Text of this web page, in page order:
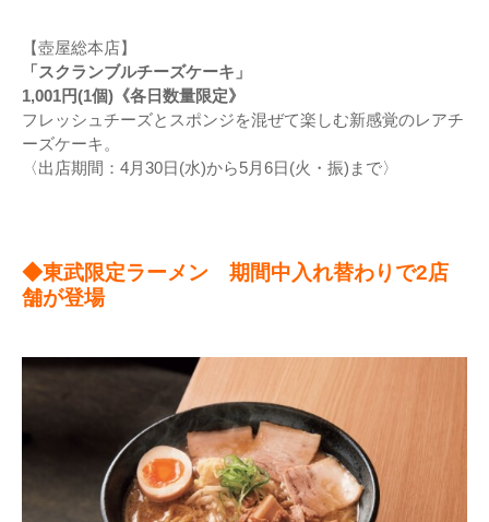
【壺屋総本店】
「スクランブルチーズケーキ」
1,001円(1個)《各日数量限定》
フレッシュチーズとスポンジを混ぜて楽しむ新感覚のレアチ
ーズケーキ。
〈出店期間：4月30日(水)から5月6日(火・振)まで〉
◆東武限定ラーメン 期間中入れ替わりで2店
舗が登場